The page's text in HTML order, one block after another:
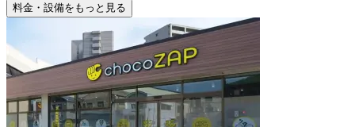
料金・設備をもっと見る